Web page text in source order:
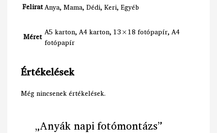
FeliratAnya, Mama, Dédi, Keri, Egyéb
Méret A5 karton, A4 karton, 13×18 fotópapír, A4
fotópapír
Értékelések
Még nincsenek értékelések.
„Anyák napi fotómontázs”